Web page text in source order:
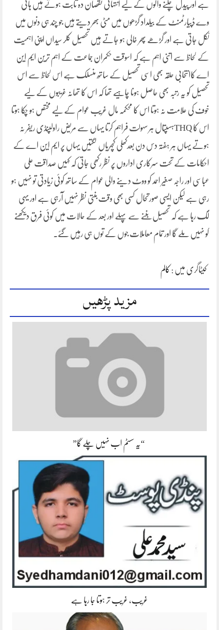
ہے اور پیدل چلنے والوں کے لیے انتہائی نقصان دہ ثابت ہوتے ہیں ہائی
وے ڈپیارٹمنٹ کے بیلداد گڑھوں میں مٹی بھر دیتے ہیں جو چند ہی دنوں میں
نکل جاتی ہے اور گڑھے پھر خالی ہو جاتے ہیں تحصیل کلر سیداں اپنی اہمیت
کے لحاظ سے اتنی اہم ہے کہ اسوقت حکمران جماعت کے اہم ترین ایم این
اے کاانتحابی حلقہ بھی اسی تحصیل کے ساتھ منسلک ہے اس لحاظ سے اس
تحصیل کو یہ رتبہ بھی حاصل ہونا چاہیے تھا کہ اس کا تھانہ غریبوں کے لیے
خوف کی علامت نہ ہوتا اس کا محکمہ مال غریب عوام کے لیے مختص ہو چکا ہوتا
اس کا THQہسپتال ہر سہولت فراہم کرتا یہاں سے مریض راولپنڈی ریفر نہ
ہوتے یہاں ہر ہفتہ دس دن بعدکھلی کچہریاں لگتیں یہاں پر ایم این اے کے
احکامات کے تحت سرکاری اداروں پر نظر رکھی جاتی کہ کہیں صداقت علی
عباسی اور راجہ صغیر احمد کو ووٹ دینے والی عوام کے ساتھ کوئی زیادتی تو نہیں ہو
رہی ہے لیکن ایسی صورتحال کسی بھی وقت بنتی نظر نہیں آرہی ہے اور یہی
لگ رہا ہے کہ تحصیل بننے سے پہلے اور بعد کے حالات میں کوئی فرق دیکھنے
کو نہیں ملے گا اور تمام معاملات جوں کے توں ہی رہیں گئے۔
کیٹاگری میں : کالم
مزید پڑھیں
“یہ سسٹم اب نہیں چلے گا”
غریب، غریب تر ہوتا جا رہا ہے